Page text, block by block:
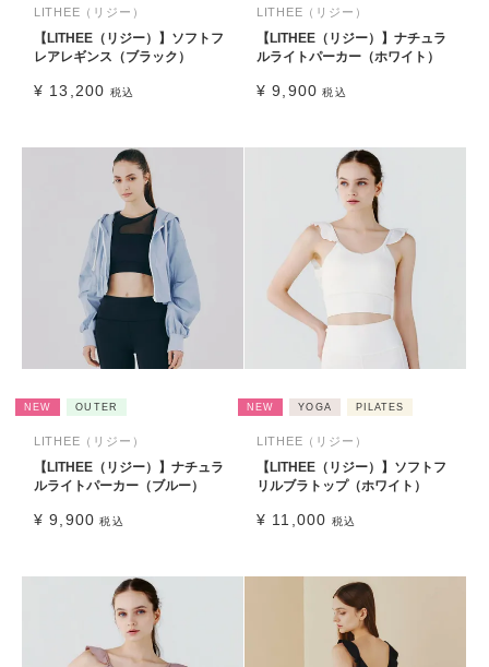
LITHEE（リジー）
【LITHEE（リジー）】ソフトフ
レアレギンス（ブラック）
¥ 13,200 税込
LITHEE（リジー）
【LITHEE（リジー）】ナチュラ
ルライトパーカー（ホワイト）
¥ 9,900 税込
NEW OUTER
LITHEE（リジー）
【LITHEE（リジー）】ナチュラ
ルライトパーカー（ブルー）
¥ 9,900 税込
NEW YOGA PILATES
LITHEE（リジー）
【LITHEE（リジー）】ソフトフ
リルブラトップ（ホワイト）
¥ 11,000 税込